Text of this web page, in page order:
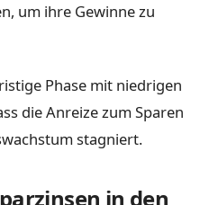
um ihre Gewinne zu
Phase mit niedrigen
die Anreize zum Sparen
stagniert.
in den